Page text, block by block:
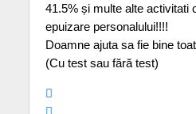
41.5% și multe alte activitati
epuizare personalului!!!!
Doamne ajuta sa fie bine
(Cu test sau fără test)